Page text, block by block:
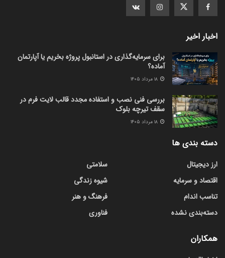
اخبار اخیر
برای سرمایه‌گذاری در استانبول پروژه بخریم یا آپارتمان
آماده؟
بررسی فنی نصب و استفاده مجدد قالب لایت فرم در
سقف تیرچه بلوک
دسته بندی ها
ارز دیجیتال
اقتصاد و سرمایه
تناسب اندام
دسته‌بندی نشده
سلامتی
شیوه زندگی
فرهنگ و هنر
فناوری
همکاران